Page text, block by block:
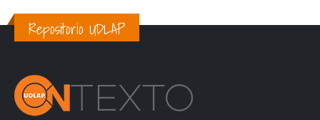
Repositorio UDLAP